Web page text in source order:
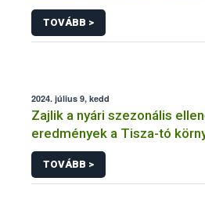
Tálalókonyha - Alcsútdoboz
TOVÁBB >
2024. július 9, kedd
Zajlik a nyári szezonális
eredmények a Tisza-tó
vendéglátóhelyekről érkeztek
TOVÁBB >